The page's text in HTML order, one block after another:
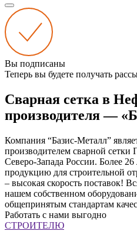
Вы подписаны
Теперь вы будете получать
Сварная сетка в
производителя —
Компания “Базис-Металл”
производителем сварной
Северо-Запада России. Более 26
продукцию для строительной
– высокая скорость поставок!
нашем собственном
общепринятым стандартам
Работать с нами выгодно
СТРОИТЕЛЮ